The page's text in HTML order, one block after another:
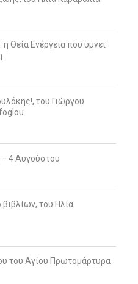
Ενέργεια που υμνεί
του Γιώργου
4 Αυγούστου
του Ηλία
του Αγίου Πρωτομάρτυρα